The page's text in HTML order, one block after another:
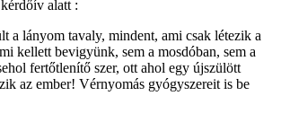
alatt :
a lányom tavaly, mindent, ami csak létezik a
kellett bevigyünk, sem a mosdóban, sem a
fertőtlenítő szer, ott ahol egy újszülött
az ember! Vérnyomás gyógyszereit is be